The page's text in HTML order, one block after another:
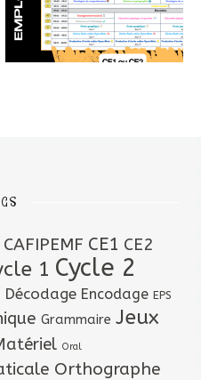
CAFIPEMF CE1 CE2
1 Cycle 2
Décodage Encodage EPS
Grammaire Jeux
Oral
Orthographe